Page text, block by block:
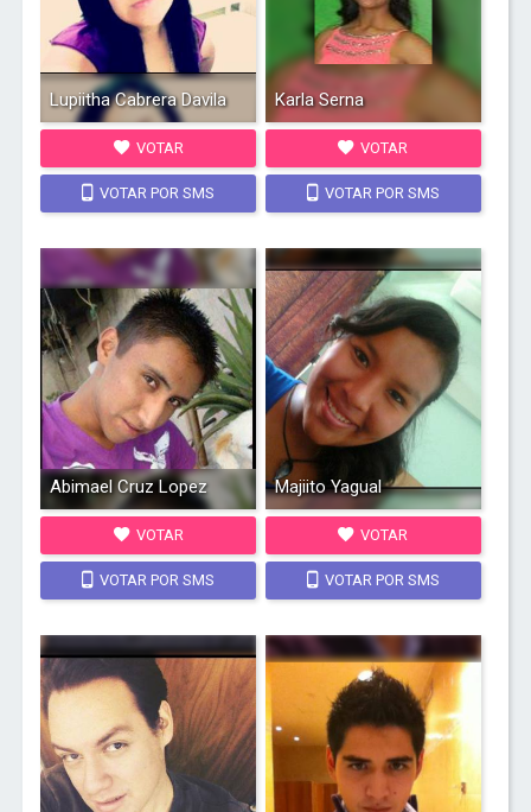
Lupiitha Cabrera Davila
VOTAR
VOTAR POR SMS
Karla Serna
VOTAR
VOTAR POR SMS
Abimael Cruz Lopez
VOTAR
VOTAR POR SMS
Majiito Yagual
VOTAR
VOTAR POR SMS